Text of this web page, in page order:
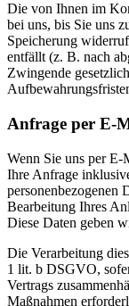
Die von Ihnen im
bei uns, bis Sie uns
Speicherung
entfällt (z. B. nach
Zwingende
Anfrage per E-
Wenn Sie uns per
Ihre Anfrage
personenbezogenen
Bearbeitung Ihres
Diese Daten geben
Die Verarbeitung
1 lit. b DSGVO,
Vertrags
Maßnahmen